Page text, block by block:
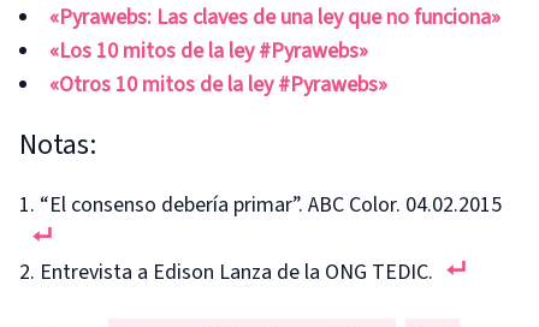
«Pyrawebs: Las claves de una ley que no funciona»
«Los 10 mitos de la ley #Pyrawebs»
«Otros 10 mitos de la ley #Pyrawebs»
Notas:
“El consenso debería primar”. ABC Color. 04.02.2015
Entrevista a Edison Lanza de la ONG TEDIC.